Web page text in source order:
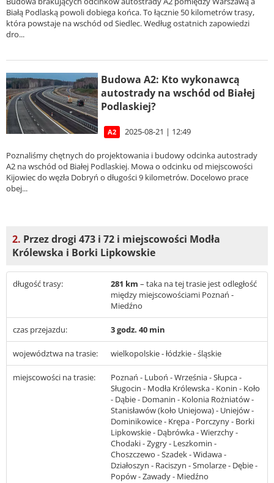
Białą Podlaską powoli dobiega końca. To łącznie 50 kilometrów trasy,
która powstaje na wschód od Siedlec. Według ostatnich zapowiedzi
dro...
Budowa A2: Kto wykonawcą
autostrady na wschód od Białej
Podlaskiej?
A2 2025-08-21 | 12:49
Poznaliśmy chętnych do projektowania i budowy odcinka autostrady
A2 na wschód od Białej Podlaskiej. Mowa o odcinku od miejscowości
Kijowiec do węzła Dobryń o długości 9 kilometrów. Docelowo prace
obej...
2. Przez drogi 473 i 72 i miejscowości Modła
Królewska i Borki Lipkowskie
długość trasy: 281 km – taka na tej trasie jest odległość
między miejscowościami Poznań -
Miedźno
czas przejazdu: 3 godz. 40 min
województwa na trasie: wielkopolskie - łódzkie - śląskie
miejscowości na trasie:
Poznań - Luboń - Września - Słupca -
Sługocin - Modła Królewska - Konin - Koło
- Dąbie - Domanin - Kolonia Rożniatów -
Stanisławów (koło Uniejowa) - Uniejów -
Dominikowice - Krępa - Porczyny - Borki
Lipkowskie - Dąbrówka - Wierzchy -
Chodaki - Zygry - Leszkomin -
Choszczewo - Szadek - Widawa -
Działoszyn - Raciszyn - Smolarze - Dębie -
Popów - Zawady - Miedźno